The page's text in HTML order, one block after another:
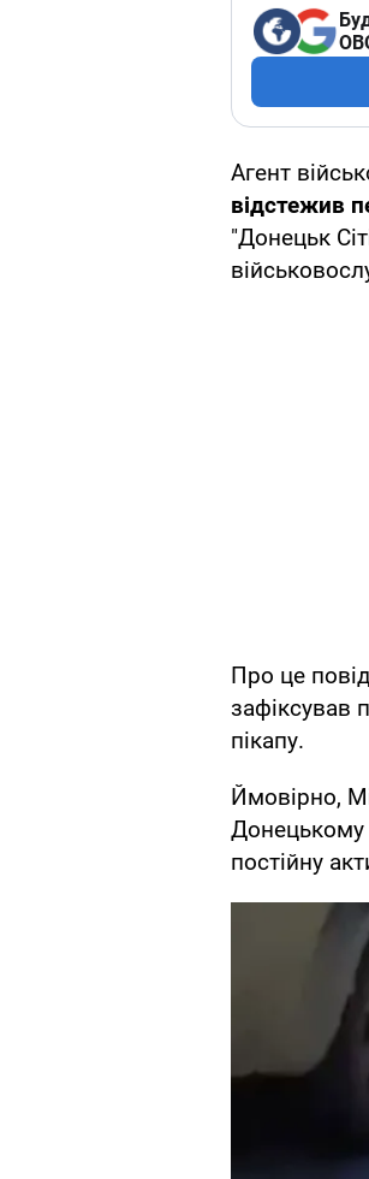
Агент
відстежив
"Донецьк
Про це
зафіксував
пікапу.
Ймовірно,
Донецькому
постійну